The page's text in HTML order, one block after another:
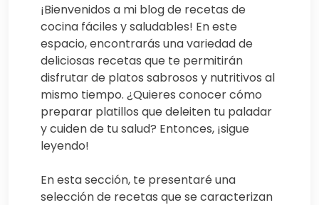
¡Bienvenidos a mi blog de recetas de
cocina fáciles y saludables! En este
espacio, encontrarás una variedad de
deliciosas recetas que te permitirán
disfrutar de platos sabrosos y nutritivos al
mismo tiempo. ¿Quieres conocer cómo
preparar platillos que deleiten tu paladar
y cuiden de tu salud? Entonces, ¡sigue
leyendo!
En esta sección, te presentaré una
selección de recetas que se caracterizan